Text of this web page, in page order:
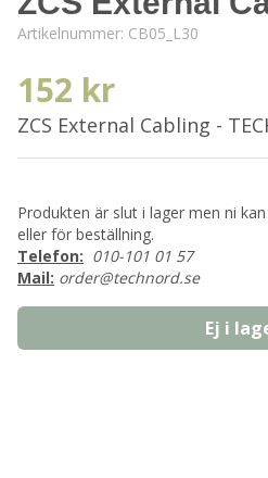
Artikelnummer: CB05_L30
152 kr
ZCS External Cabling -
Produkten är slut i lager men ni
eller för beställning.
Telefon: 010-101 01 57
Mail: order@technord.se
Ej i